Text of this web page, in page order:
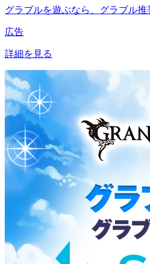
グラブルを遊ぶなら、グラブル推
広告
詳細を見る